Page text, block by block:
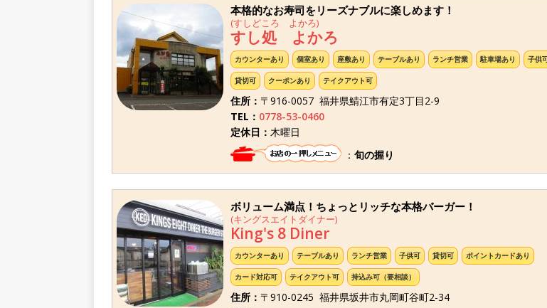
本格的なお寿司をリーズナブルに楽しめます！
(すしどころ よかろ)
すし処 よかろ
カウンターあり 個室あり 座敷あり テーブルあり ランチ営業 駐車場あり 子供可
貸切可 クーポンあり テイクアウト可
住所： 〒916-0057 福井県鯖江市有定3丁目2-9
TEL： 0778-53-0460
定休日： 木曜日
： 旬の握り
ボリューム満点！ちょっとリッチな本格バーガー！
(キングスエイトダイナー)
King's 8 Diner
カウンターあり テーブルあり ランチ営業 子供可 貸切可 ポイントカードあり
カード対応可 テイクアウト可 持込み可（要相談）
住所： 〒910-0245 福井県坂井市丸岡町谷町2-34